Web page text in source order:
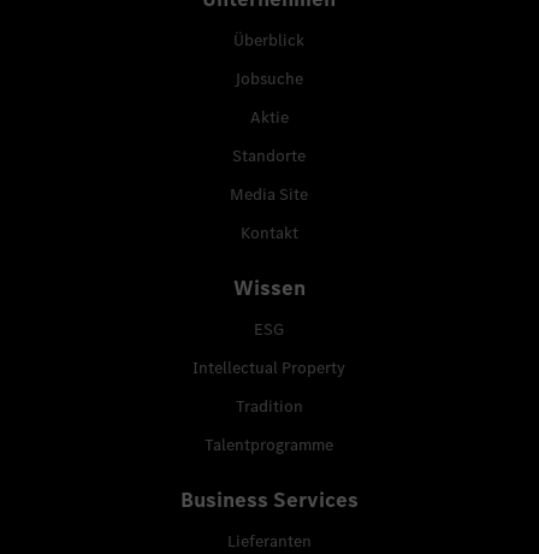
Überblick
Jobsuche
Aktie
Standorte
Media Site
Kontakt
Wissen
ESG
Intellectual Property
Tradition
Talentprogramme
Business Services
Lieferanten